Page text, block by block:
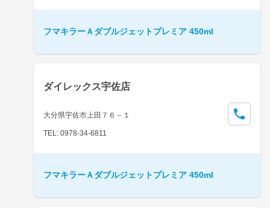
フマキラーＡダブルジェットプレミア 450ml
ダイレックス宇佐店
大分県宇佐市上田７６－１
TEL: 0978-34-6811
フマキラーＡダブルジェットプレミア 450ml